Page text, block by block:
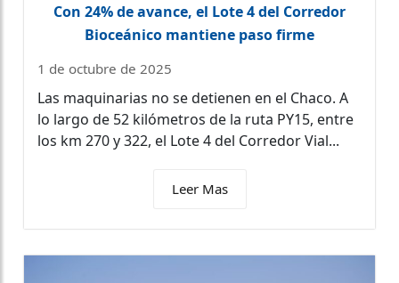
Con 24% de avance, el Lote 4 del Corredor
Bioceánico mantiene paso firme
1 de octubre de 2025
Las maquinarias no se detienen en el Chaco. A
lo largo de 52 kilómetros de la ruta PY15, entre
los km 270 y 322, el Lote 4 del Corredor Vial...
Leer Mas